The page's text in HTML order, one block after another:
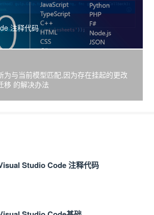
注释代码
为与当前模型匹配,因为存在挂起的更改
移 的解决办法
Studio Code 注释代码